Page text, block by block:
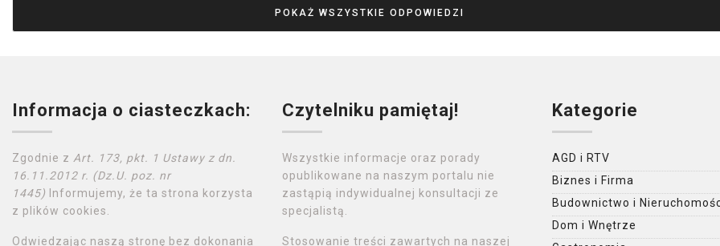
POKAŻ WSZYSTKIE ODPOWIEDZI
Informacja o ciasteczkach:
Zgodnie z Art. 173, pkt. 1 Ustawy z dn.
16.11.2012 r. (Dz.U. poz. nr
1445) Informujemy, że ta strona korzysta
z plików cookies.
Odwiedzając naszą stronę bez dokonania
Czytelniku pamiętaj!
Wszystkie informacje oraz porady
opublikowane na naszym portalu nie
zastąpią indywidualnej konsultacji ze
specjalistą.
Stosowanie treści zawartych na naszej
Kategorie
AGD i RTV
Biznes i Firma
Budownictwo i
Dom i Wnętrze